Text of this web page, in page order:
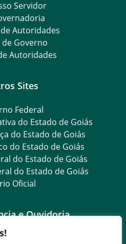
Servidor
Autoridades
de Governo
Autoridades
Sites
Federal
do Estado de Goiás
do Estado de Goiás
do Estado de Goiás
do Estado de Goiás
do Estado de Goiás
Oficial
e Ouvidoria
LGPD